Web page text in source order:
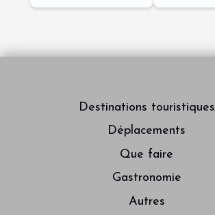
Destinations touristiques
Déplacements
Que faire
Gastronomie
Autres